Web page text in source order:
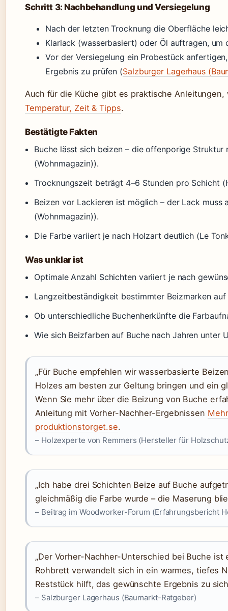
Schritt 3: Nachbehandlung und Versiegelung
Nach der letzten Trocknung die Oberfläche
Klarlack (wasserbasiert) oder Öl auftragen, um
Vor der Versiegelung ein Probestück
Ergebnis zu prüfen (Salzburger Lagerhaus
Auch für die Küche gibt es praktische
Temperatur, Zeit & Tipps.
Bestätigte Fakten
Buche lässt sich beizen – die offenporige
(Wohnmagazin)).
Trocknungszeit beträgt 4–6 Stunden pro Schicht
Beizen vor Lackieren ist möglich – der Lack muss
(Wohnmagazin)).
Die Farbe variiert je nach Holzart deutlich (Le
Was unklar ist
Optimale Anzahl Schichten variiert je nach
Langzeitbeständigkeit bestimmter Beizmarken
Ob unterschiedliche Buchenherkünfte die
Wie sich Beizfarben auf Buche nach Jahren unter
„Für Buche empfehlen wir wasserbasierte
Holzes am besten zur Geltung bringen und ein
Wenn Sie mehr über die Beizung von Buche
Anleitung mit Vorher-Nachher-Ergebnissen
produktionstorget.se.
– Holzexperte von Remmers (Hersteller für
„Ich habe drei Schichten Beize auf Buche
gleichmäßig die Farbe wurde – die Maserung
– Beitrag im Woodworker-Forum (Erfahrungsbericht
„Der Vorher-Nachher-Unterschied bei Buche
Rohbrett verwandelt sich in ein warmes, tiefes
Reststück hilft, das gewünschte Ergebnis zu
– Salzburger Lagerhaus (Baumarkt-Ratgeber)